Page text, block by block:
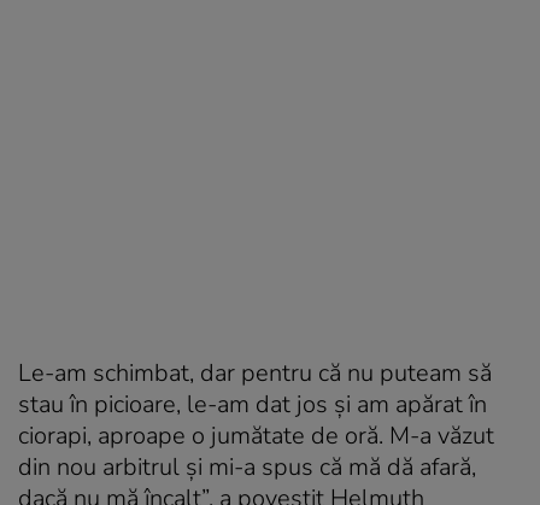
Le-am schimbat, dar pentru că nu puteam să
stau în picioare, le-am dat jos şi am apărat în
ciorapi, aproape o jumătate de oră. M-a văzut
din nou arbitrul şi mi-a spus că mă dă afară,
dacă nu mă încalţ”, a povestit Helmuth